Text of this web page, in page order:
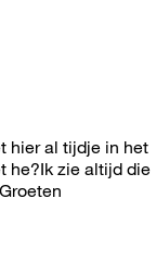
hier al tijdje in het
he?Ik zie altijd die